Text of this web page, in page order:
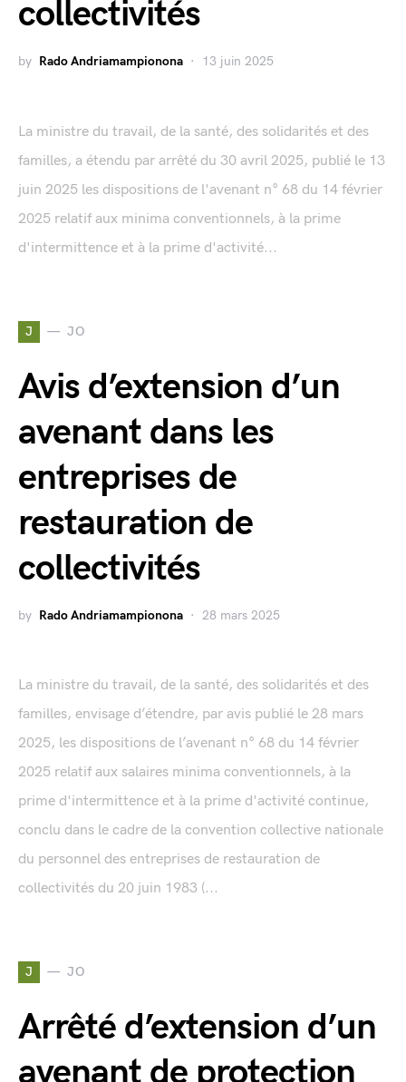
collectivités
by Rado Andriamampionona 13 juin 2025
La ministre du travail, de la santé, des solidarités et des
familles, a étendu par arrêté du 30 avril 2025, publié le 13
juin 2025 les dispositions de l'avenant n° 68 du 14 février
2025 relatif aux minima conventionnels, à la prime
d'intermittence et à la prime d'activité...
J JO
Avis d’extension d’un
avenant dans les
entreprises de
restauration de
collectivités
by Rado Andriamampionona 28 mars 2025
La ministre du travail, de la santé, des solidarités et des
familles, envisage d’étendre, par avis publié le 28 mars
2025, les dispositions de l’avenant n° 68 du 14 février
2025 relatif aux salaires minima conventionnels, à la
prime d'intermittence et à la prime d'activité continue,
conclu dans le cadre de la convention collective nationale
du personnel des entreprises de restauration de
collectivités du 20 juin 1983 (...
J JO
Arrêté d’extension d’un
avenant de protection